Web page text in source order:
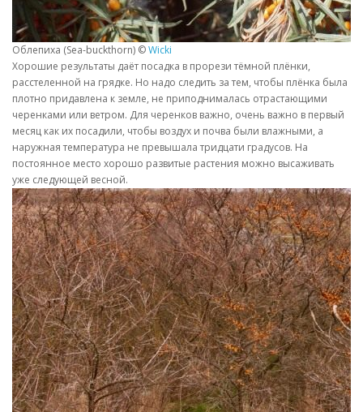
Облепиха (Sea-buckthorn) ©Wicki
Хорошие результаты даёт посадка в прорези тёмной плёнки,
расстеленной на грядке. Но надо следить за тем, чтобы плёнка была
плотно придавлена к земле, не приподнималась отрастающими
черенками или ветром. Для черенков важно, очень важно в первый
месяц как их посадили, чтобы воздух и почва были влажными, а
наружная температура не превышала тридцати градусов. На
постоянное место хорошо развитые растения можно высаживать
уже следующей весной.